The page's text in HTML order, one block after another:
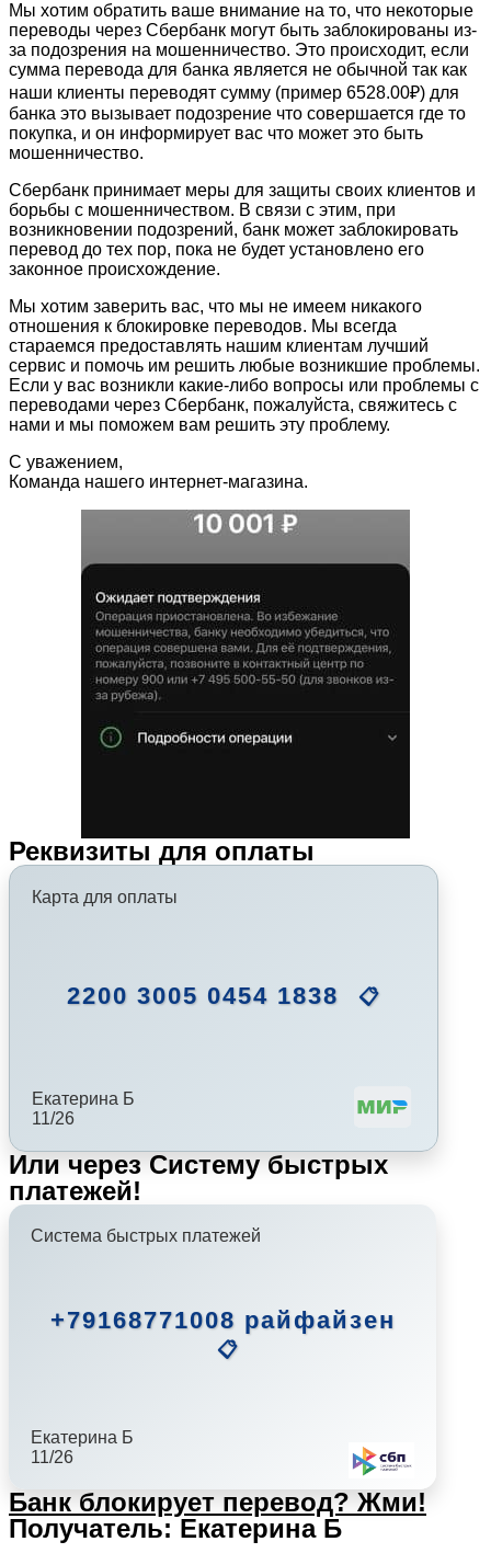
Мы хотим обратить ваше внимание на то, что некоторые
переводы через Сбербанк могут быть заблокированы из-
за подозрения на мошенничество. Это происходит, если
сумма перевода для банка является не обычной так как
наши клиенты переводят сумму (пример 6528.00₽) для
банка это вызывает подозрение что совершается где то
покупка, и он информирует вас что может это быть
мошенничество.
Сбербанк принимает меры для защиты своих клиентов и
борьбы с мошенничеством. В связи с этим, при
возникновении подозрений, банк может заблокировать
перевод до тех пор, пока не будет установлено его
законное происхождение.
Мы хотим заверить вас, что мы не имеем никакого
отношения к блокировке переводов. Мы всегда
стараемся предоставлять нашим клиентам лучший
сервис и помочь им решить любые возникшие проблемы.
Если у вас возникли какие-либо вопросы или проблемы с
переводами через Сбербанк, пожалуйста, свяжитесь с
нами и мы поможем вам решить эту проблему.
С уважением,
Команда нашего интернет-магазина.
Реквизиты для оплаты
Карта для оплаты
2200 3005 0454 1838 📋
Екатерина Б
11/26
Или через Систему быстрых
платежей!
Система быстрых платежей
+79168771008 райфайзен
📋
Екатерина Б
11/26
Банк блокирует перевод? Жми!
Получатель: Екатерина Б